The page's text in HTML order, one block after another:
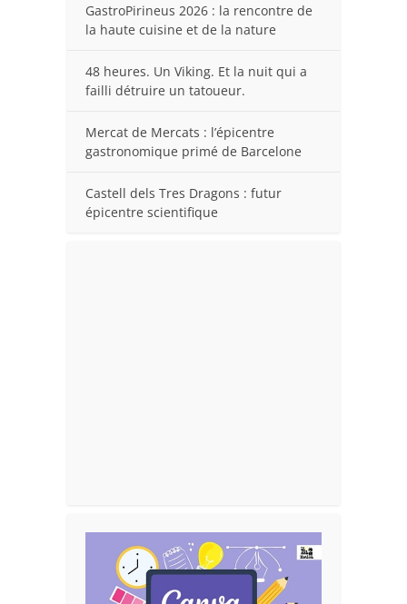
GastroPirineus 2026 : la rencontre de
la haute cuisine et de la nature
48 heures. Un Viking. Et la nuit qui a
failli détruire un tatoueur.
Mercat de Mercats : l’épicentre
gastronomique primé de Barcelone
Castell dels Tres Dragons : futur
épicentre scientifique